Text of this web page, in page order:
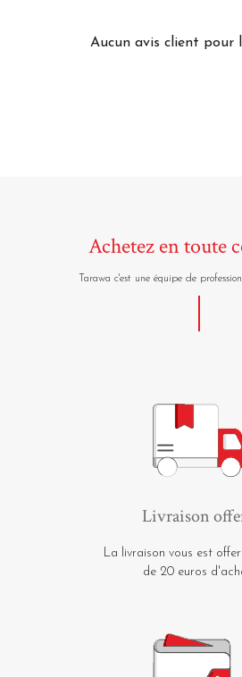
Aucun avis client pour
Achetez en toute
Tarawa c'est une équipe de
Livraison
La livraison vous est
de 20 euros